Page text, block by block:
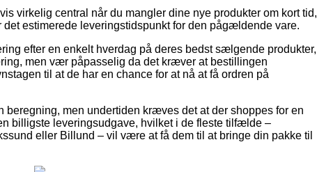
virkelig central når du mangler dine nye produkter om kort tid,
estimerede leveringstidspunkt for den pågældende vare.
efter en enkelt hverdag på deres bedst sælgende produkter,
men vær påpasselig da det kræver at bestillingen
til at de har en chance for at nå at få ordren på
beregning, men undertiden kræves det at der shoppes for en
billigste leveringsudgave, hvilket i de fleste tilfælde –
eller Billund – vil være at få dem til at bringe din pakke til